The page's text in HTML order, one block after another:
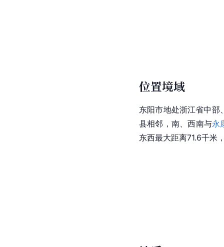
位置境域
东阳市地处浙江省中部
县相邻，南、西南与永
东西最大距离71.6千米